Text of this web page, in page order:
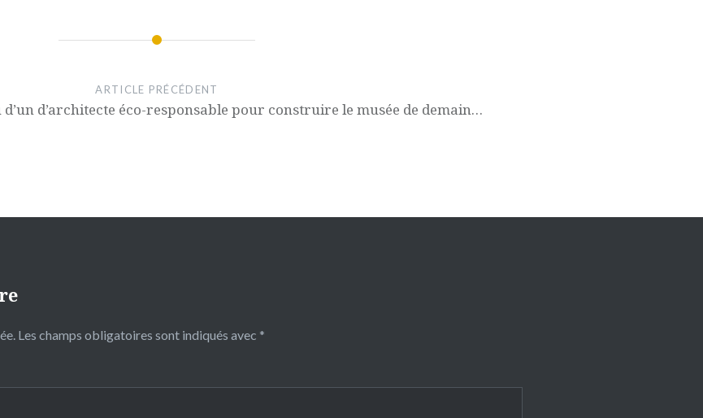
ARTICLE PRÉCÉDENT
d’un d’architecte éco-responsable pour construire le musée de demain…
Les champs obligatoires sont indiqués avec *